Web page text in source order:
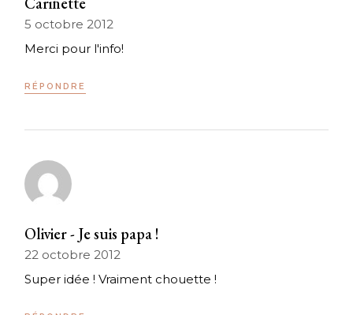
5 octobre 2012
Merci pour l'info!
RÉPONDRE
Olivier - Je suis papa !
22 octobre 2012
Super idée ! Vraiment chouette !